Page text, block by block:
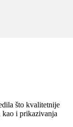
što kvalitetnije
i prikazivanja